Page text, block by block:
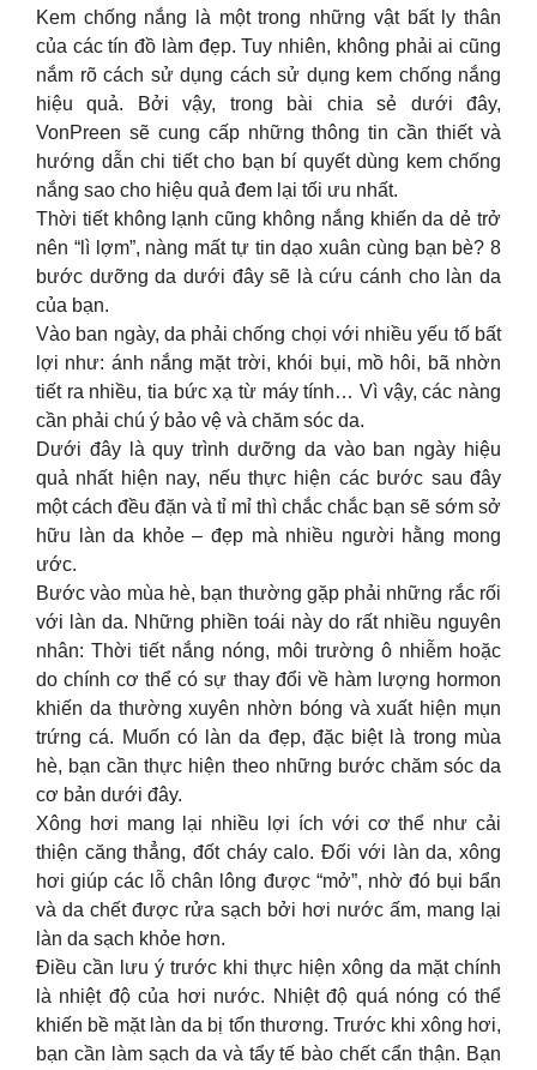
Kem chống nắng là một trong những vật bất ly thân
của các tín đồ làm đẹp. Tuy nhiên, không phải ai cũng
nắm rõ cách sử dụng cách sử dụng kem chống nắng
hiệu quả. Bởi vậy, trong bài chia sẻ dưới đây,
VonPreen sẽ cung cấp những thông tin cần thiết và
hướng dẫn chi tiết cho bạn bí quyết dùng kem chống
nắng sao cho hiệu quả đem lại tối ưu nhất.
Thời tiết không lạnh cũng không nắng khiến da dẻ trở
nên “lì lợm”, nàng mất tự tin dạo xuân cùng bạn bè? 8
bước dưỡng da dưới đây sẽ là cứu cánh cho làn da
của bạn.
Vào ban ngày, da phải chống chọi với nhiều yếu tố bất
lợi như: ánh nắng mặt trời, khói bụi, mồ hôi, bã nhờn
tiết ra nhiều, tia bức xạ từ máy tính… Vì vậy, các nàng
cần phải chú ý bảo vệ và chăm sóc da.
Dưới đây là quy trình dưỡng da vào ban ngày hiệu
quả nhất hiện nay, nếu thực hiện các bước sau đây
một cách đều đặn và tỉ mỉ thì chắc chắc bạn sẽ sớm sở
hữu làn da khỏe – đẹp mà nhiều người hằng mong
ước.
Bước vào mùa hè, bạn thường gặp phải những rắc rối
với làn da. Những phiền toái này do rất nhiều nguyên
nhân: Thời tiết nắng nóng, môi trường ô nhiễm hoặc
do chính cơ thể có sự thay đổi về hàm lượng hormon
khiến da thường xuyên nhờn bóng và xuất hiện mụn
trứng cá. Muốn có làn da đẹp, đặc biệt là trong mùa
hè, bạn cần thực hiện theo những bước chăm sóc da
cơ bản dưới đây.
Xông hơi mang lại nhiều lợi ích với cơ thể như cải
thiện căng thẳng, đốt cháy calo. Đối với làn da, xông
hơi giúp các lỗ chân lông được “mở”, nhờ đó bụi bẩn
và da chết được rửa sạch bởi hơi nước ấm, mang lại
làn da sạch khỏe hơn.
Điều cần lưu ý trước khi thực hiện xông da mặt chính
là nhiệt độ của hơi nước. Nhiệt độ quá nóng có thể
khiến bề mặt làn da bị tổn thương. Trước khi xông hơi,
bạn cần làm sạch da và tẩy tế bào chết cẩn thận. Bạn